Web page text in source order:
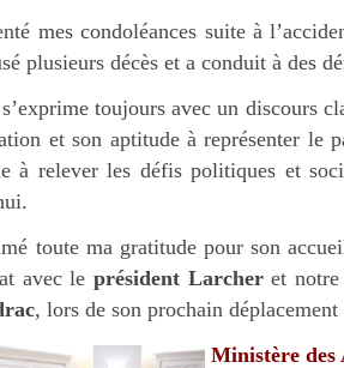
mes condoléances suite à
plusieurs décès et a conduit à des
toujours avec un discours
et son aptitude à représenter le
à relever les défis politiques et
toute ma gratitude pour son
avec le président Larcheret notre
, lors de son prochain
Ministère des